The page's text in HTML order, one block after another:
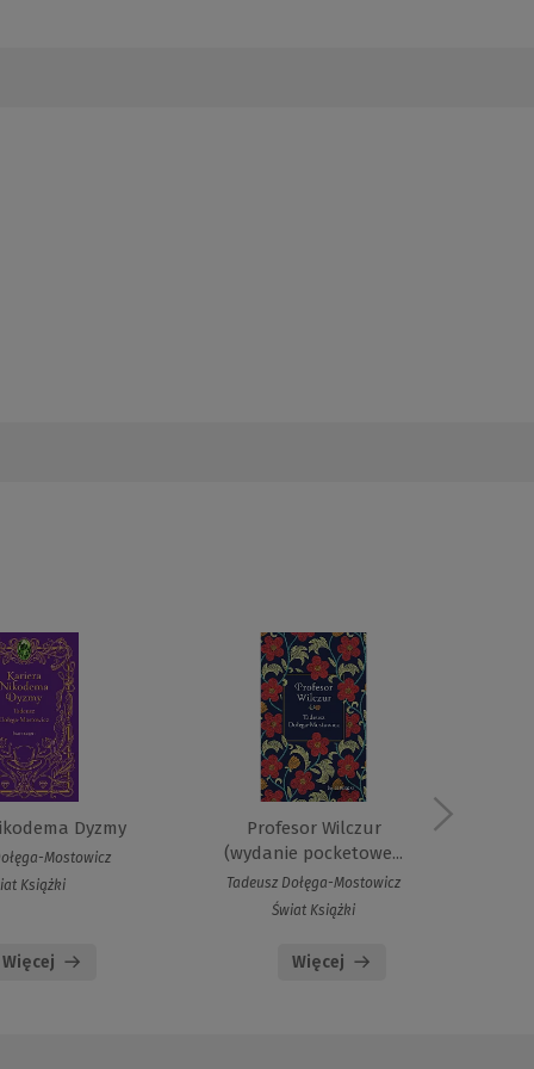
Dyzmy
Mostowicz
Książki
Więcej
Profesor Wilczur
(wydanie pocketowe...
Tadeusz Dołęga-Mostowicz
Świat Książki
Więcej